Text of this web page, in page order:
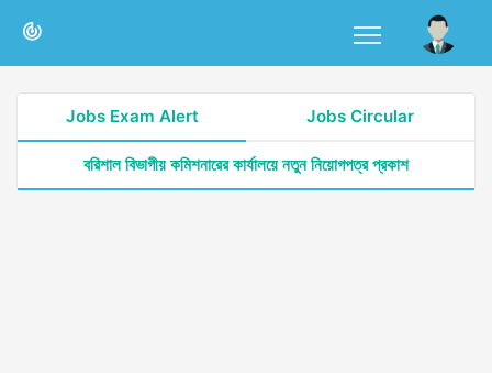
Jobs Exam Alert Jobs Circular
বরিশাল বিভাগীয় কমিশনারের কার্যালয়ে নতুন নিয়োগপত্র প্রকাশ